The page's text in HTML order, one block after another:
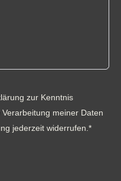
zur Kenntnis
meiner Daten
jederzeit widerrufen.*